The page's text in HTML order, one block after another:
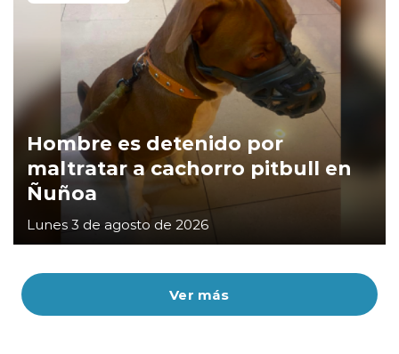
Ver más
Hombre es detenido por
maltratar a cachorro pitbull en
Ñuñoa
Lunes 3 de agosto de 2026